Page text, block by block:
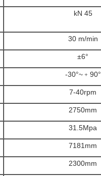
kN 45
30 m/min
±6°
-30°~﹢90°
7-40rpm
2750mm
31.5Mpa
7181mm
2300mm